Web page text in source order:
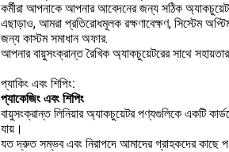
কর্মীরা আপনাকে আপনার আবেদনের জন্য সঠিক
এছাড়াও, আমরা প্রতিরোধমূলক রক্ষণাবেক্ষণ, সিস্টেম
জন্য কাস্টম সমাধান অফার.
আপনার বায়ুসংক্রান্ত রৈখিক অ্যাকচুয়েটরের সাথে
প্যাকিং এবং শিপিং:
প্যাকেজিং এবং শিপিং
বায়ুসংক্রান্ত লিনিয়ার অ্যাকচুয়েটর পণ্যগুলিকে একটি
যায়।
যত দ্রুত সম্ভব এবং নিরাপদে আমাদের গ্রাহকদের